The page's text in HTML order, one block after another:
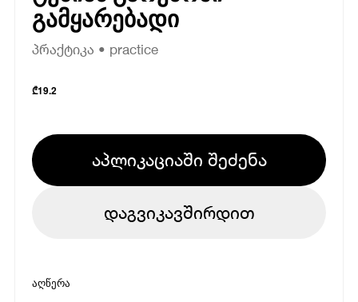
გამყარებადი
პრაქტიკა • practice
₾19.2
აპლიკაციაში შეძენა
დაგვიკავშირდით
აღწერა